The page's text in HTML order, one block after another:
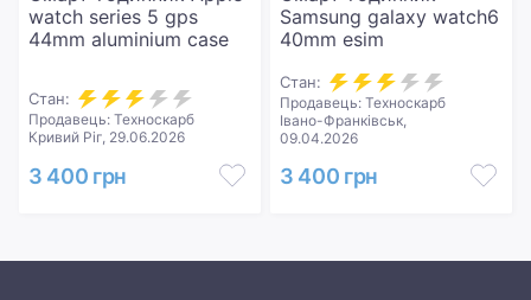
watch series 5 gps
44mm aluminium case
Стан:
Продавець: Техноскарб
Кривий Ріг, 29.06.2026
3 400 грн
Samsung galaxy watch6
40mm esim
Стан:
Продавець: Техноскарб
Івано-Франківськ,
09.04.2026
3 400 грн